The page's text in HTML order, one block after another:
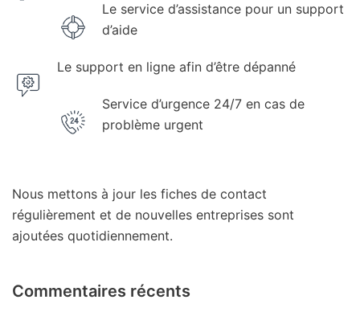
Le service d’assistance pour un support
d’aide
Le support en ligne afin d’être dépanné
Service d’urgence 24/7 en cas de
problème urgent
Nous mettons à jour les fiches de contact
régulièrement et de nouvelles entreprises sont
ajoutées quotidiennement.
Commentaires récents